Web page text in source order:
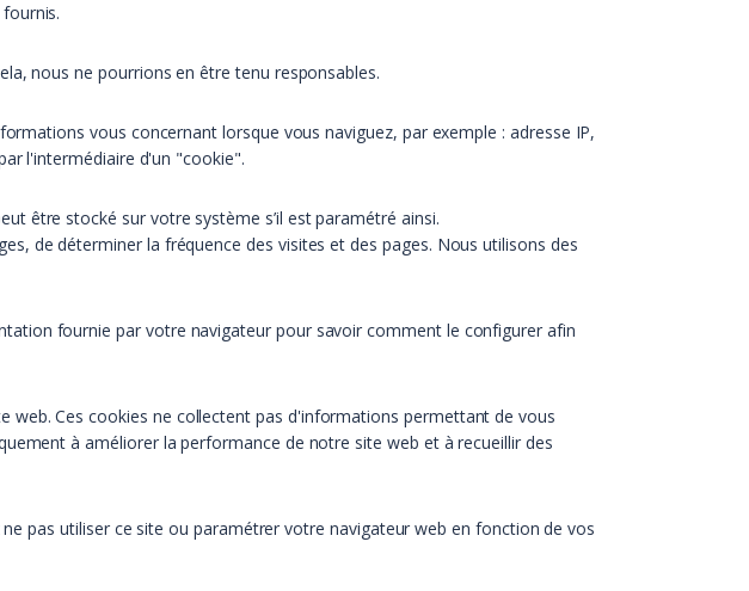
nous ne pourrions en être tenu responsables.
vous concernant lorsque vous naviguez, par exemple : adresse IP,
l'intermédiaire d'un "cookie".
être stocké sur votre système s’il est paramétré ainsi.
de déterminer la fréquence des visites et des pages. Nous utilisons des
fournie par votre navigateur pour savoir comment le configurer afin
web. Ces cookies ne collectent pas d'informations permettant de vous
à améliorer la performance de notre site web et à recueillir des
pas utiliser ce site ou paramétrer votre navigateur web en fonction de vos